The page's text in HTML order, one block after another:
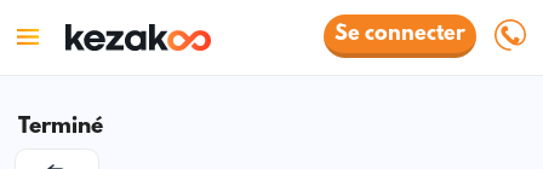
Se connecter
Terminé